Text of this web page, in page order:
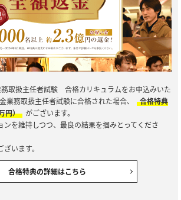
取扱主任者試験 合格カリキュラムをお申込みいた
業務取扱主任者試験に合格された場合、
合格特典
円） がございます。
ンを維持しつつ、最良の結果を掴みとってくださ
います。
合格特典の詳細はこちら